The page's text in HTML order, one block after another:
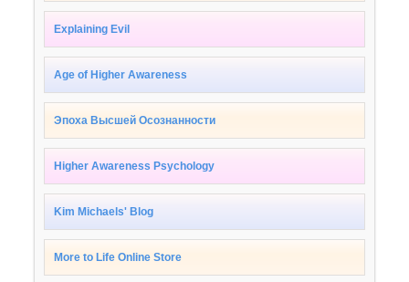
Explaining Evil
Age of Higher Awareness
Эпоха Высшей Осознанности
Higher Awareness Psychology
Kim Michaels' Blog
More to Life Online Store